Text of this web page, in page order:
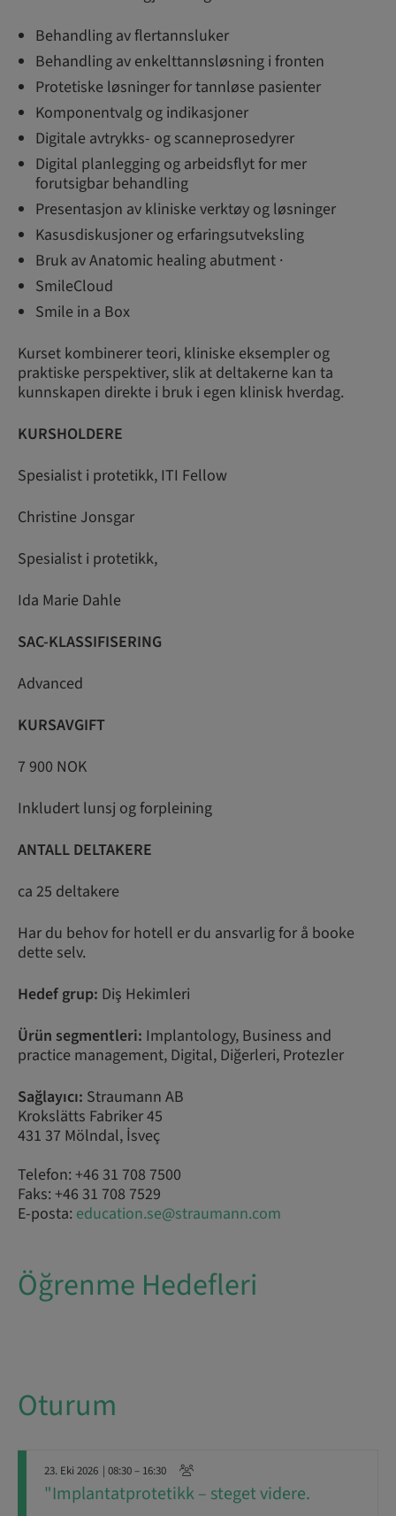
Behandling av flertannsluker
Behandling av enkelttannsløsning i fronten
Protetiske løsninger for tannløse pasienter
Komponentvalg og indikasjoner
Digitale avtrykks- og scanneprosedyrer
Digital planlegging og arbeidsflyt for mer
forutsigbar behandling
Presentasjon av kliniske verktøy og løsninger
Kasusdiskusjoner og erfaringsutveksling
Bruk av Anatomic healing abutment ·
SmileCloud
Smile in a Box
Kurset kombinerer teori, kliniske eksempler og
praktiske perspektiver, slik at deltakerne kan ta
kunnskapen direkte i bruk i egen klinisk hverdag.
KURSHOLDERE
Spesialist i protetikk, ITI Fellow
Christine Jonsgar
Spesialist i protetikk,
Ida Marie Dahle
SAC-KLASSIFISERING
Advanced
KURSAVGIFT
7 900 NOK
Inkludert lunsj og forpleining
ANTALL DELTAKERE
ca 25 deltakere
Har du behov for hotell er du ansvarlig for å booke
dette selv.
Hedef grup: Diş Hekimleri
Ürün segmentleri: Implantology, Business and
practice management, Digital, Diğerleri, Protezler
Sağlayıcı: Straumann AB
Krokslätts Fabriker 45
431 37 Mölndal, İsveç
Telefon: +46 31 708 7500
Faks: +46 31 708 7529
E-posta: education.se@straumann.com
Öğrenme Hedefleri
Oturum
23. Eki 2026 | 08:30 – 16:30
"Implantatprotetikk – steget videre.